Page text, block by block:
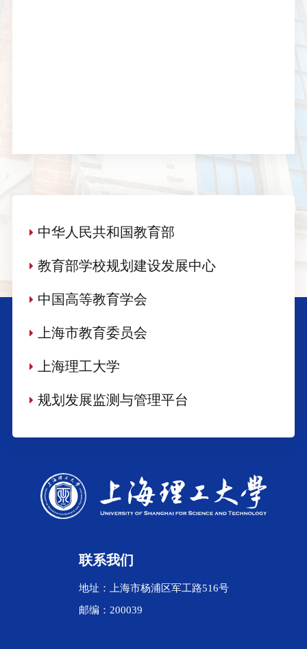
中华人民共和国教育部
教育部学校规划建设发展中心
中国高等教育学会
上海市教育委员会
上海理工大学
规划发展监测与管理平台
联系我们
地址：上海市杨浦区军工路516号
邮编：200039